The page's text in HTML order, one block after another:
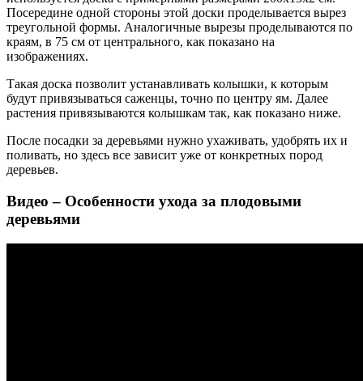
Посередине одной стороны этой доски проделывается вырез
треугольной формы. Аналогичные вырезы проделываются по
краям, в 75 см от центрального, как показано на
изображениях.
Такая доска позволит устанавливать колышки, к которым
будут привязываться саженцы, точно по центру ям. Далее
растения привязываются колышкам так, как показано ниже.
После посадки за деревьями нужно ухаживать, удобрять их и
поливать, но здесь все зависит уже от конкретных пород
деревьев.
Видео – Особенности ухода за плодовыми
деревьями